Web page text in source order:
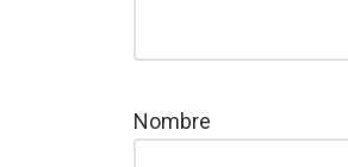
Nombre